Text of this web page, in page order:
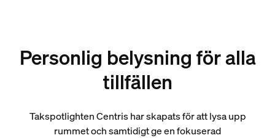
Personlig belysning för alla
tillfällen
Takspotlighten Centris har skapats för att lysa upp
rummet och samtidigt ge en fokuserad